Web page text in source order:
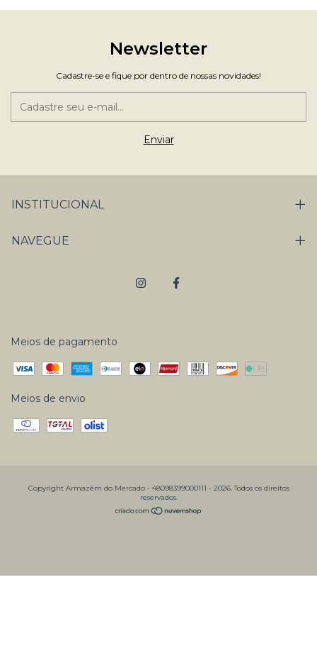
Newsletter
Cadastre-se e fique por dentro de nossas novidades!
INSTITUCIONAL
NAVEGUE
Meios de pagamento
Meios de envio
Copyright Armazém do Mercado - 48098399000111 - 2026. Todos os direitos
reservados.